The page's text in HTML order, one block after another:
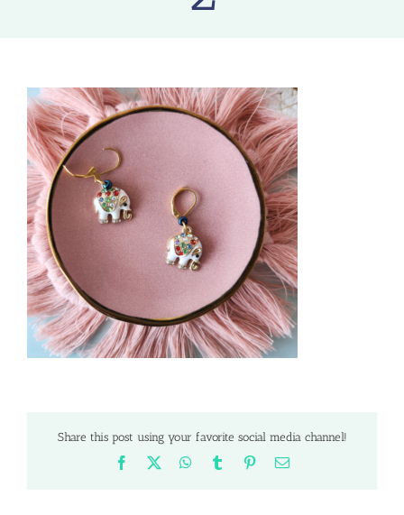
Share this post using your favorite social media channel!
Facebook WhatsApp
Tumblr PinterestEmail